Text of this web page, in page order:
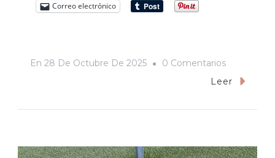
Correo electrónico
En 28 De Octubre De 2025 0 ComentariosEn
Azul
Buscando
Leer